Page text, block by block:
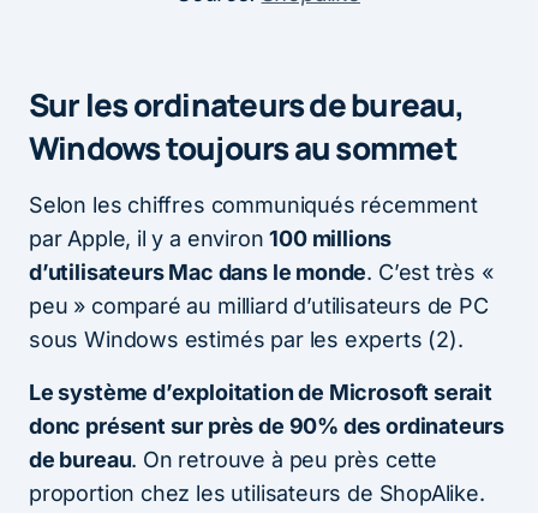
Sur les ordinateurs de bureau,
Windows toujours au sommet
Selon les chiffres communiqués récemment
par Apple, il y a environ100 millions
d’utilisateurs Mac dans le monde. C’est très «
peu » comparé au milliard d’utilisateurs de PC
sous Windows estimés par les experts (2).
Le système d’exploitation de Microsoft serait
donc présent sur près de 90% des ordinateurs
de bureau. On retrouve à peu près cette
proportion chez les utilisateurs de ShopAlike.